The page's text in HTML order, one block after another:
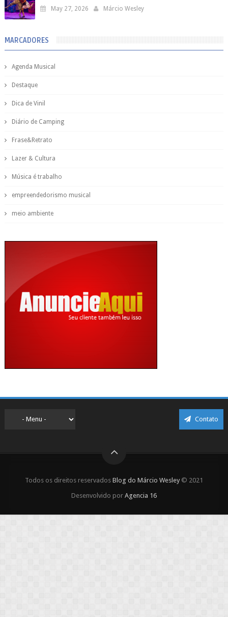
May 27, 2026 Márcio Wesley
MARCADORES
Agenda Musical
Destaque
Dica de Vinil
Diário de Camping
Frase&Retrato
Lazer & Cultura
Música é trabalho
empreendedorismo musical
meio ambiente
Contato
Todos os direitos reservados Blog do Márcio Wesley © 2021
Desenvolvido por Agencia 16